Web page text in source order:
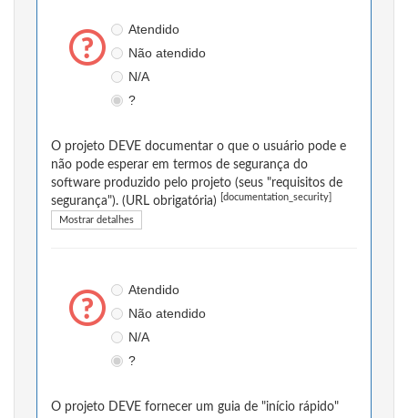
Atendido
Não atendido
N/A
?
O projeto DEVE documentar o que o usuário pode e
não pode esperar em termos de segurança do
software produzido pelo projeto (seus "requisitos de
segurança"). (URL obrigatória)
[documentation_security]
Mostrar detalhes
Atendido
Não atendido
N/A
?
O projeto DEVE fornecer um guia de "início rápido"